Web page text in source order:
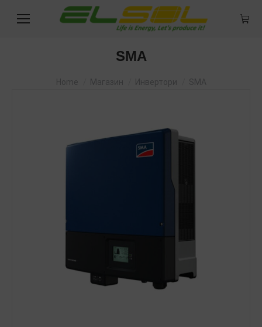
SMA
You are here:
Home Магазин Инвертори SMA